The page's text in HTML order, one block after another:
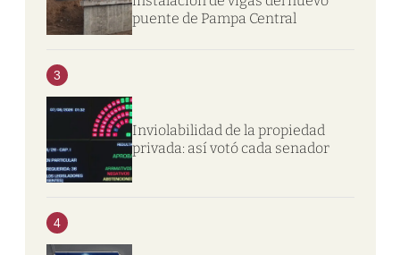
puente de Pampa Central
3
Inviolabilidad de la propiedad
privada: así votó cada senador
4